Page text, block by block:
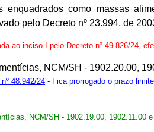
enquadrados como massas
pelo Decreto nº 23.994, de
ao inciso I pelo Decreto nº 49.826/24,
NCM/SH - 1902.20.00,
48.942/24 - Fica prorrogado o prazo
NCM/SH - 1902.19.00, 1902.11.00